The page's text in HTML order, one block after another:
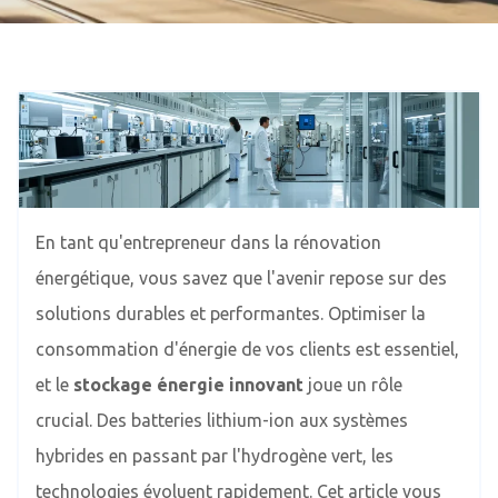
En tant qu'entrepreneur dans la rénovation
énergétique, vous savez que l'avenir repose sur des
solutions durables et performantes. Optimiser la
consommation d'énergie de vos clients est essentiel,
et le stockage énergie innovant joue un rôle
crucial. Des batteries lithium-ion aux systèmes
hybrides en passant par l'hydrogène vert, les
technologies évoluent rapidement. Cet article vous